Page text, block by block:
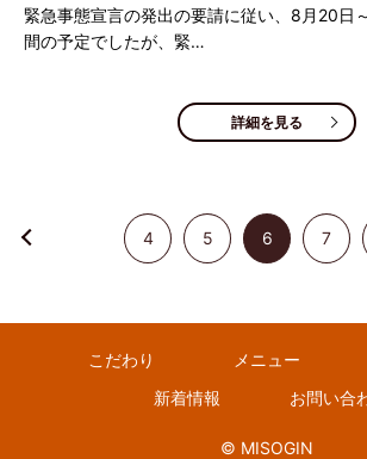
緊急事態宣言の発出の要請に従い、8月20日
間の予定でしたが、緊…
詳細を見る
4 5 6 7
こだわり メニュー
新着情報
お問い合
© MISOGIN